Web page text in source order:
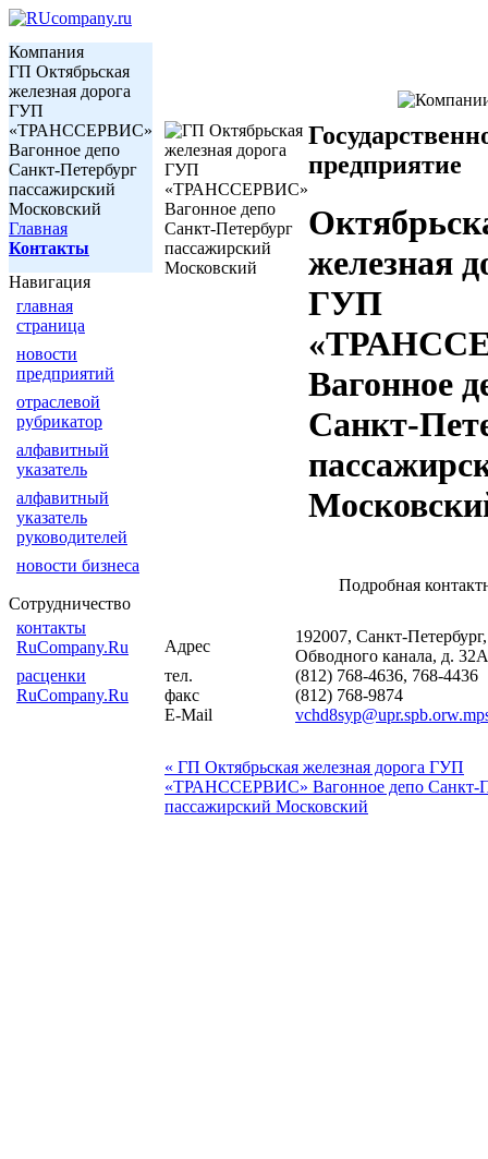
Компания
ГП Октябрьская
железная дорога
ГУП
«ТРАНССЕРВИС»
Вагонное депо
Санкт-Петербург
пассажирский
Московский
Главная
Контакты
Навигация
главная
страница
новости
предприятий
отраслевой
рубрикатор
алфавитный
указатель
алфавитный
указатель
руководителей
новости бизнеса
Сотрудничество
контакты
RuCompany.Ru
расценки
RuCompany.Ru
предприятие
железная
ГУП
Вагонное
Санкт-
Подробная
Адрес
192007, Санкт-
Обводного канала, д. 32А
тел.
(812) 768-4636, 768-4436
факс
(812) 768-9874
E-Mail
« ГП Октябрьская железная дорога ГУП
«ТРАНССЕРВИС» Вагонное депо Санкт-
пассажирский Московский